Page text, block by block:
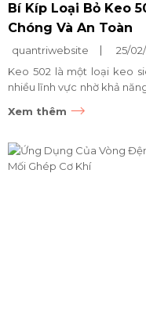
Bí Kíp Loại Bỏ Keo
Chóng Và An Toàn
quantriwebsite
25/
Keo 502 là một loại keo
nhiều lĩnh vực nhờ khả
Xem thêm